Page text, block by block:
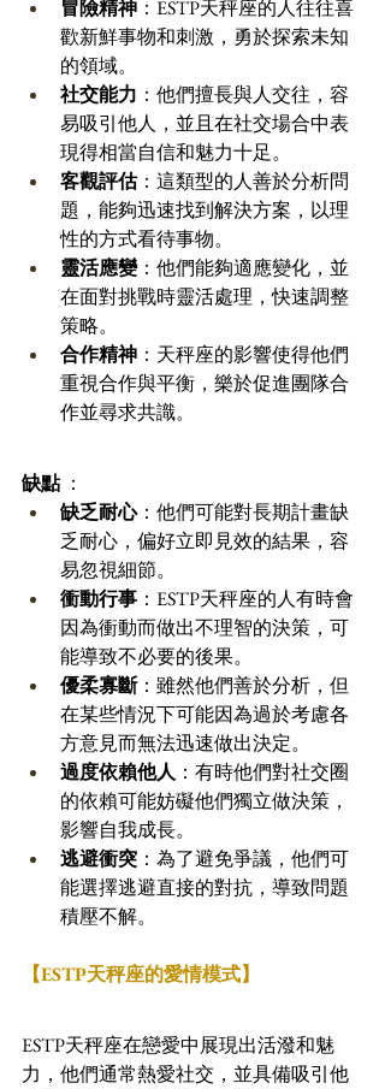
冒險精神 ：ESTP天秤座的人往往喜
歡新鮮事物和刺激，勇於探索未知
的領域。
社交能力 ：他們擅長與人交往，容
易吸引他人，並且在社交場合中表
現得相當自信和魅力十足。
客觀評估：這類型的人善於分析問
題，能夠迅速找到解決方案，以理
性的方式看待事物。
靈活應變：他們能夠適應變化，並
在面對挑戰時靈活處理，快速調整
策略。
合作精神 ：天秤座的影響使得他們
重視合作與平衡，樂於促進團隊合
作並尋求共識。
缺點 ：
缺乏耐心：他們可能對長期計畫缺
乏耐心，偏好立即見效的結果，容
易忽視細節。
衝動行事 ：ESTP天秤座的人有時會
因為衝動而做出不理智的決策，可
能導致不必要的後果。
優柔寡斷：雖然他們善於分析，但
在某些情況下可能因為過於考慮各
方意見而無法迅速做出決定。
過度依賴他人 ：有時他們對社交圈
的依賴可能妨礙他們獨立做決策，
影響自我成長。
逃避衝突 ：為了避免爭議，他們可
能選擇逃避直接的對抗，導致問題
積壓不解。
【ESTP天秤座的愛情模式】
ESTP天秤座在戀愛中展現出活潑和魅
力，他們通常熱愛社交，並具備吸引他